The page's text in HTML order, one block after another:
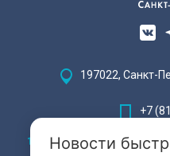
Новости
197022, Санкт-
+7
Внимание! Отдельные
сайте, могут содержать